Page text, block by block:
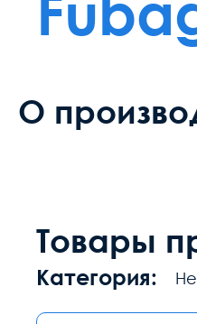
О
Товары
Категория: